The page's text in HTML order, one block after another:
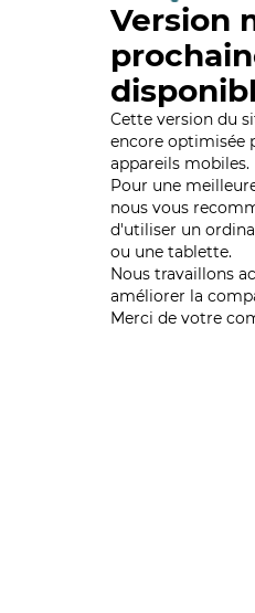
Version
Cette version du
encore optimisée
appareils mobiles.
Pour une
nous vous
d'utiliser un
ou une tablette.
Nous travaillons
améliorer la
Merci de votre